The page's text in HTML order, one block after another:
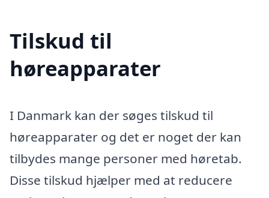
Tilskud til
høreapparater
I Danmark kan der søges tilskud til
høreapparater og det er noget der kan
tilbydes mange personer med høretab.
Disse tilskud hjælper med at reducere